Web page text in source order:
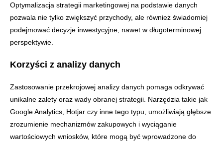
Optymalizacja strategii marketingowej na podstawie danych
pozwala nie tylko zwiększyć przychody, ale również świadomiej
podejmować decyzje inwestycyjne, nawet w długoterminowej
perspektywie.
Korzyści z analizy danych
Zastosowanie przekrojowej analizy danych pomaga odkrywać
unikalne zalety oraz wady obranej strategii. Narzędzia takie jak
Google Analytics, Hotjar czy inne tego typu, umożliwiają głębsze
zrozumienie mechanizmów zakupowych i wyciąganie
wartościowych wniosków, które mogą być wprowadzone do